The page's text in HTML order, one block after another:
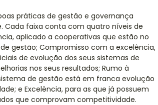
práticas de gestão e governança
Cada faixa conta com quatro níveis de
aplicado a cooperativas que estão no
gestão; Compromisso com a excelência,
de evolução dos seus sistemas de
nos seus resultados; Rumo à
de gestão está em franca evolução
e Excelência, para as que já possuem
que comprovam competitividade.